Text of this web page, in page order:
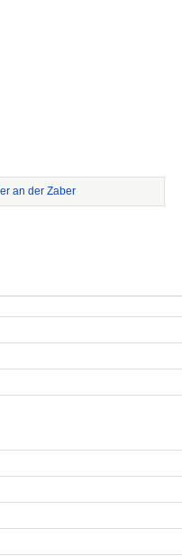
an der Zaber